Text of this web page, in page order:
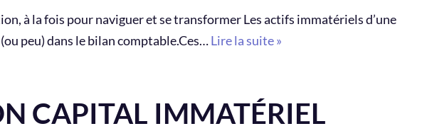
à la fois pour naviguer et se transformer Les actifs immatériels d’une
peu) dans le bilan comptable.Ces…Lire la suite »
CAPITAL IMMATÉRIEL